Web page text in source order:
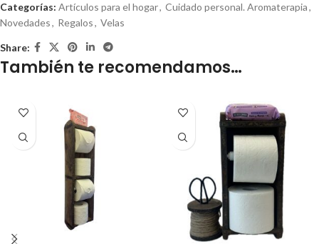
Categorías: Artículos para el hogar, Cuidado personal. Aromaterapia,
Novedades, Regalos, Velas
Share:
También te recomendamos…